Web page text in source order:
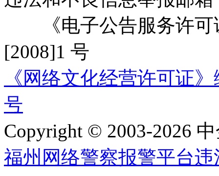
《电子公告服务许可
[2008]1 号
《网络文化经营许可证
号
Copyright © 2003-2026
福州网络警察报警平台违